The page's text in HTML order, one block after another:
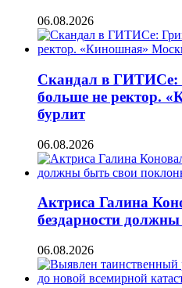
06.08.2026
Скандал в ГИТИСе:
больше не ректор.
бурлит
06.08.2026
Актриса Галина
бездарности
06.08.2026